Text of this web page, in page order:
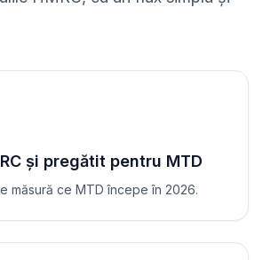
și pregătit pentru MTD
măsură ce MTD începe în 2026.